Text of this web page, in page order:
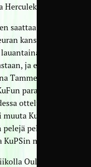
saattaa olla
kanssa.
ja eivät
Tammelassa.
paras
ottelussa
KuFussa
pelannutta
mukana.
Oulussa